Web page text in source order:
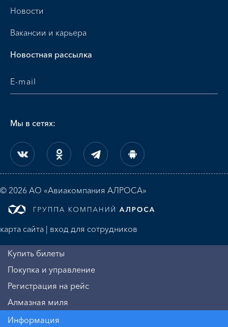
Новости
Вакансии и карьера
Новостная рассылка
Мы в сетях:
© 2026 АО «Авиакомпания АЛРОСА»
карта сайта | вход для сотрудников
Купить билеты
Покупка и управление
Регистрация на рейс
Алмазная миля
Информация